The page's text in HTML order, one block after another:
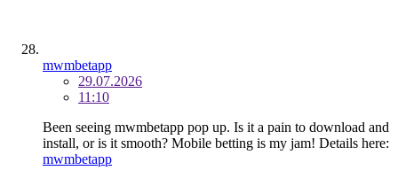
mwmbetapp
29.07.2026
11:10
Been seeing mwmbetapp pop up. Is it a pain to download and
install, or is it smooth? Mobile betting is my jam! Details here:
mwmbetapp